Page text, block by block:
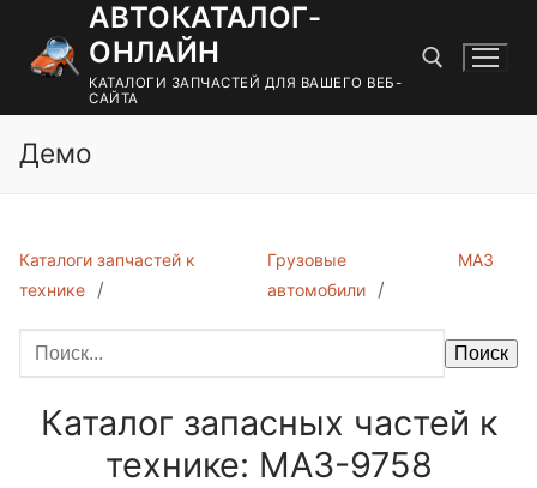
содержимому
АВТОКАТАЛОГ-
ОНЛАЙН
КАТАЛОГИ ЗАПЧАСТЕЙ ДЛЯ ВАШЕГО ВЕБ-
САЙТА
Демо
Каталоги запчастей к
технике
Грузовые
автомобили
МАЗ
Поиск
Каталог запасных частей к
технике: МАЗ-9758